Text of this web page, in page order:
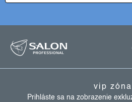
vip zóna
Prihláste sa na zobrazenie